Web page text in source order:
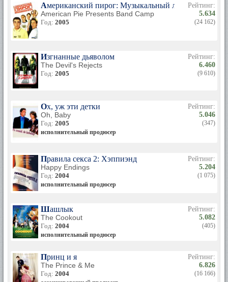
Американский пирог: Музыкальный лагерь
American Pie Presents Band Camp
Год: 2005
Рейтинг:
5.634
(24 162)
Изгнанные дьяволом
The Devil's Rejects
Год: 2005
Рейтинг:
6.460
(9 610)
Ох, уж эти детки
Oh, Baby
Год: 2005
исполнительный продюсер
Рейтинг:
5.046
(347)
Правила секса 2: Хэппиэнд
Happy Endings
Год: 2004
исполнительный продюсер
Рейтинг:
5.204
(1 075)
Шашлык
The Cookout
Год: 2004
исполнительный продюсер
Рейтинг:
5.082
(405)
Принц и я
The Prince & Me
Год: 2004
Рейтинг:
6.826
(16 166)